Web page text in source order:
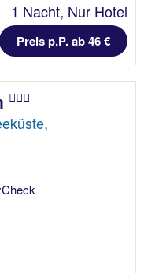
1 Nacht, Nur Hotel
Preis p.P. ab 46 €